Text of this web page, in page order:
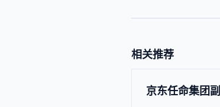
相关推荐
京东任命集团